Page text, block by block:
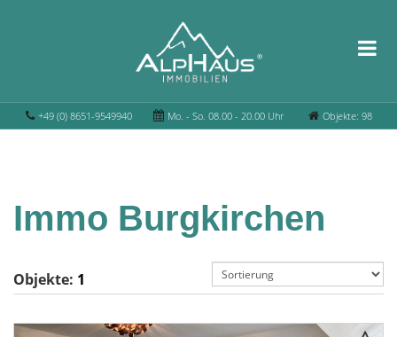
+49 (0) 8651-9549940 Mo. - So. 08.00 - 20.00 Uhr Objekte: 98
Immo Burgkirchen
Objekte: 1